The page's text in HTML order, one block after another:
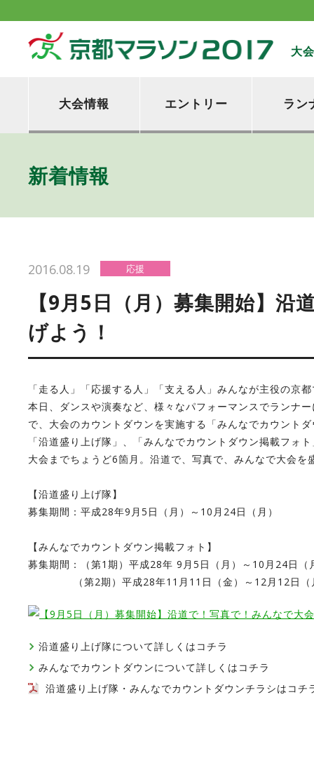
大
大会情報 エントリー ラン
新着情報
2016.08.19 応援
【9月5日（月）募集開始】
げよう！
「走る人」「応援する人」「支える人」みんなが主役の京
本日、ダンスや演奏など、様々なパフォーマンスでランナ
で、大会のカウントダウンを実施する「みんなでカウント
「沿道盛り上げ隊」、「みんなでカウントダウン掲載フォ
大会までちょうど6箇月。沿道で、写真で、みんなで大会を
【沿道盛り上げ隊】
募集期間：平成28年9月5日（月）～10月24日（月）
【みんなでカウントダウン掲載フォト】
募集期間：（第1期）平成28年 9月5日（月）～10月24日（
（第2期）平成28年11月11日（金）～12月12日（
沿道盛り上げ隊について詳しくはコチラ
みんなでカウントダウンについて詳しくはコチラ
沿道盛り上げ隊・みんなでカウントダウンチラシはコチ